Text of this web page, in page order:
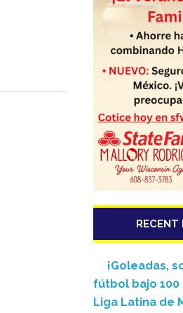
RECENT
¡Goleadas,
fútbol bajo 100
Liga Latina de